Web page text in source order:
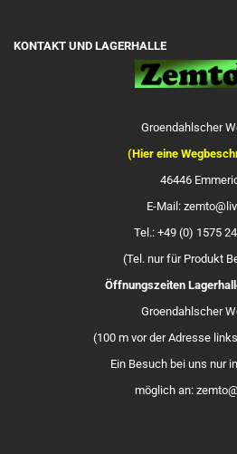
KONTAKT UND LAGERHALLE
Groendahlscher
(Hier eine
46446
E-Mail:
Tel.: +49 (0) 1575
(Tel. nur für Produkt
Öffnungszeiten
Groendahlscher
(100 m vor der Adresse
Ein Besuch bei uns nur
möglich an: